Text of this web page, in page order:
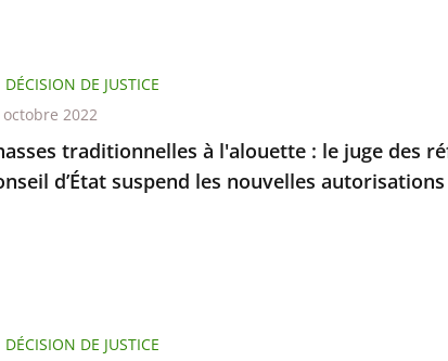
traditionnelles à l'alouette : le juge des
d’État suspend les nouvelles autorisations
DÉCISION DE JUSTICE
octobre 2022
DÉCISION DE JUSTICE